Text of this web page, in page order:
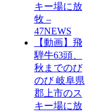
キー場に放
牧 –
47NEWS
【動画】飛
騨牛63頭、
秋までのび
のび 岐阜県
郡上市のス
キー場に放